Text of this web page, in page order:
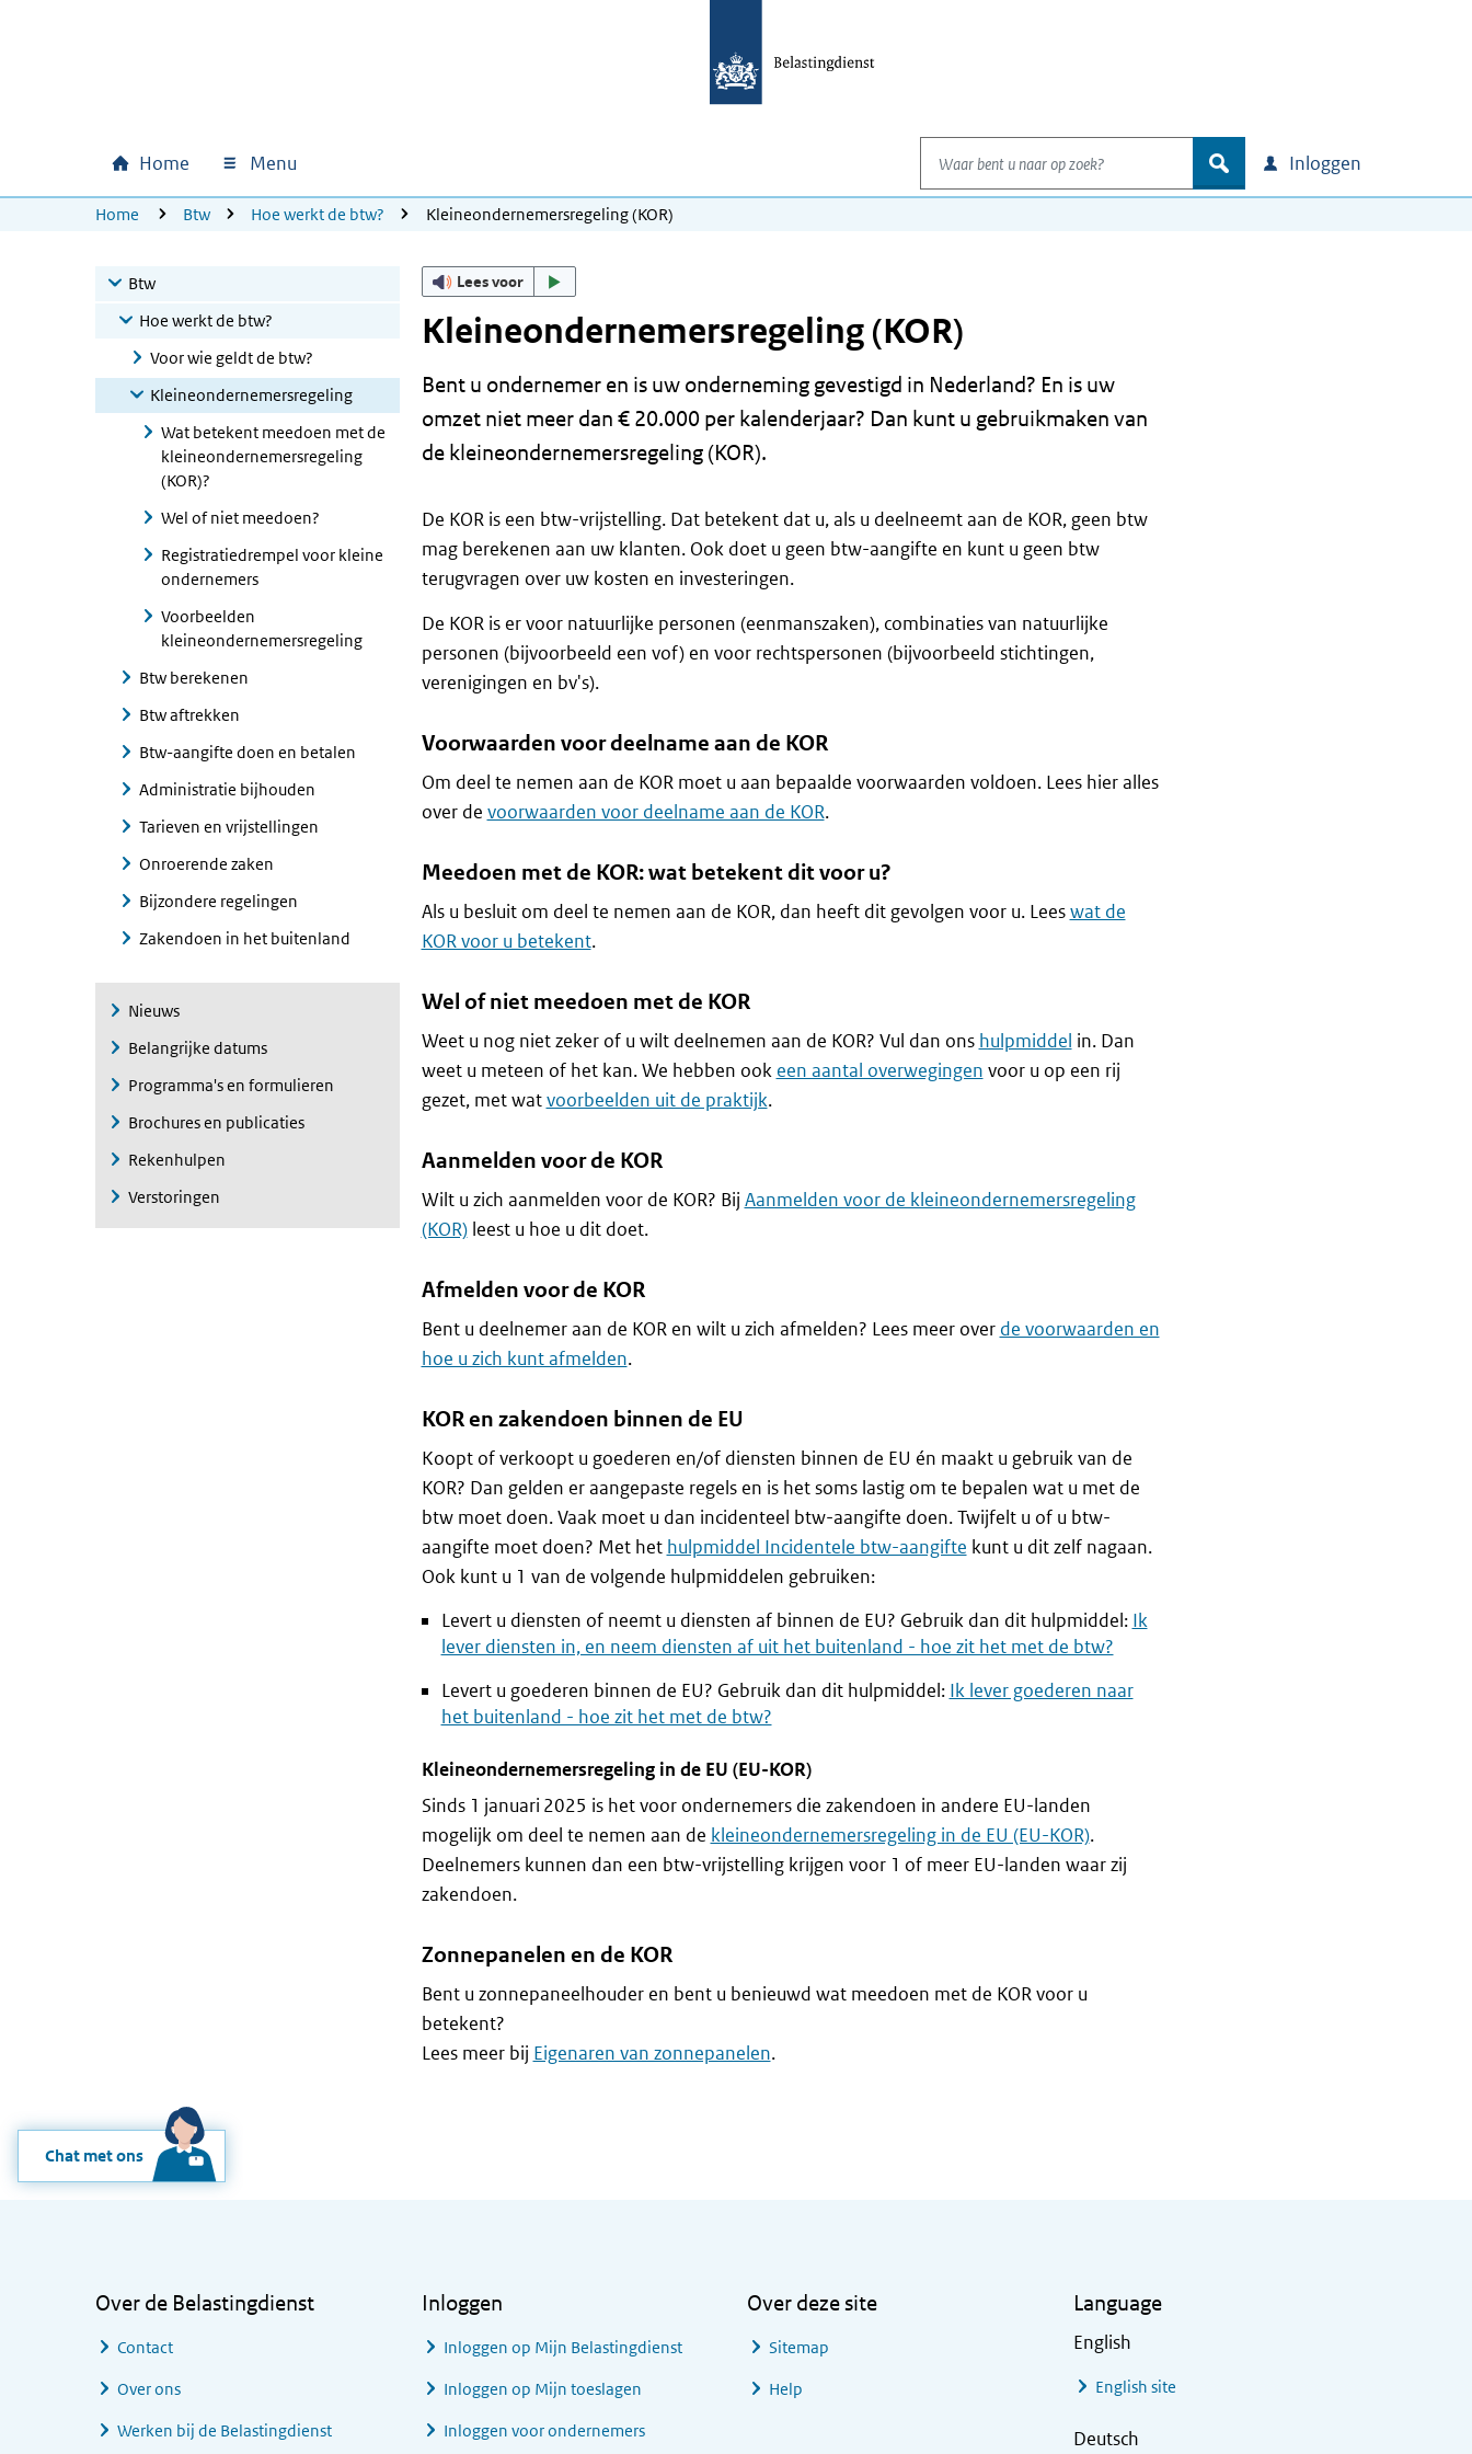
Hoofdnavigatie
Home Menu
Waar bent u naar op zoek?
zoek Inloggen
U bevindt zich hier:
Home Btw Hoe werkt de btw? Kleineondernemersregeling (KOR)
Btw
Hoe werkt de btw?
Voor wie geldt de btw?
Kleineondernemersregeling
Wat betekent meedoen met de
kleineondernemersregeling
(KOR)?
Wel of niet meedoen?
Registratiedrempel voor kleine
ondernemers
Voorbeelden
kleineondernemersregeling
Btw berekenen
Btw aftrekken
Btw-aangifte doen en betalen
Administratie bijhouden
Tarieven en vrijstellingen
Onroerende zaken
Bijzondere regelingen
Zakendoen in het buitenland
Nieuws
Belangrijke datums
Programma's en formulieren
Brochures en publicaties
Rekenhulpen
Verstoringen
Lees voor
Kleineondernemersregeling (KOR)
Bent u ondernemer en is uw onderneming gevestigd in Nederland? En is uw
omzet niet meer dan € 20.000 per kalenderjaar? Dan kunt u gebruikmaken van
de kleineondernemersregeling (KOR).
De KOR is een btw-vrijstelling. Dat betekent dat u, als u deelneemt aan de KOR, geen btw
mag berekenen aan uw klanten. Ook doet u geen btw-aangifte en kunt u geen btw
terugvragen over uw kosten en investeringen.
De KOR is er voor natuurlijke personen (eenmanszaken), combinaties van natuurlijke
personen (bijvoorbeeld een vof) en voor rechtspersonen (bijvoorbeeld stichtingen,
verenigingen en bv's).
Voorwaarden voor deelname aan de KOR
Om deel te nemen aan de KOR moet u aan bepaalde voorwaarden voldoen. Lees hier alles
over de voorwaarden voor deelname aan de KOR.
Meedoen met de KOR: wat betekent dit voor u?
Als u besluit om deel te nemen aan de KOR, dan heeft dit gevolgen voor u. Leeswat de
KOR voor u betekent.
Wel of niet meedoen met de KOR
Weet u nog niet zeker of u wilt deelnemen aan de KOR? Vul dan ons hulpmiddel in. Dan
weet u meteen of het kan. We hebben ook een aantal overwegingen voor u op een rij
gezet, met watvoorbeelden uit de praktijk.
Aanmelden voor de KOR
Wilt u zich aanmelden voor de KOR? Bij Aanmelden voor de kleineondernemersregeling
(KOR)leest u hoe u dit doet.
Afmelden voor de KOR
Bent u deelnemer aan de KOR en wilt u zich afmelden? Lees meer over de voorwaarden en
hoe u zich kunt afmelden.
KOR en zakendoen binnen de EU
Koopt of verkoopt u goederen en/of diensten binnen de EU én maakt u gebruik van de
KOR? Dan gelden er aangepaste regels en is het soms lastig om te bepalen wat u met de
btw moet doen. Vaak moet u dan incidenteel btw-aangifte doen. Twijfelt u of u btw-
aangifte moet doen? Met het hulpmiddel Incidentele btw-aangifte kunt u dit zelf nagaan.
Ook kunt u 1 van de volgende hulpmiddelen gebruiken:
Levert u diensten of neemt u diensten af binnen de EU? Gebruik dan dit hulpmiddel: Ik
lever diensten in, en neem diensten af uit het buitenland - hoe zit het met de btw?
Levert u goederen binnen de EU? Gebruik dan dit hulpmiddel: Ik lever goederen naar
het buitenland - hoe zit het met de btw?
Kleineondernemersregeling in de EU (EU-KOR)
Sinds 1 januari 2025 is het voor ondernemers die zakendoen in andere EU-landen
mogelijk om deel te nemen aan de kleineondernemersregeling in de EU (EU-KOR).
Deelnemers kunnen dan een btw-vrijstelling krijgen voor 1 of meer EU-landen waar zij
zakendoen.
Zonnepanelen en de KOR
Bent u zonnepaneelhouder en bent u benieuwd wat meedoen met de KOR voor u
betekent?
Lees meer bij Eigenaren van zonnepanelen.
Chat met ons
Over de Belastingdienst
Contact
Over ons
Werken bij de Belastingdienst
Inloggen
Inloggen op Mijn Belastingdienst
Inloggen op Mijn toeslagen
Inloggen voor ondernemers
Over deze site
Sitemap
Help
Language
English
English site
Deutsch